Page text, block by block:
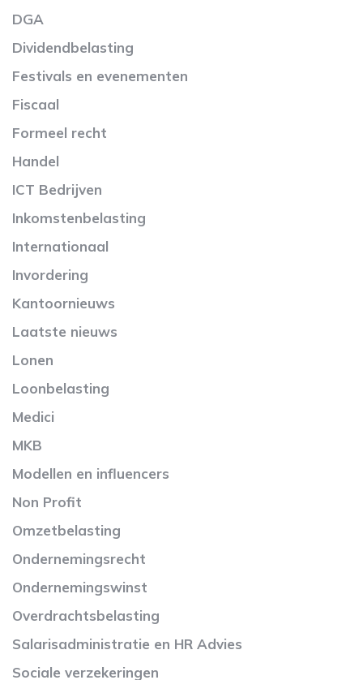
DGA
Dividendbelasting
Festivals en evenementen
Fiscaal
Formeel recht
Handel
ICT Bedrijven
Inkomstenbelasting
Internationaal
Invordering
Kantoornieuws
Laatste nieuws
Lonen
Loonbelasting
Medici
MKB
Modellen en influencers
Non Profit
Omzetbelasting
Ondernemingsrecht
Ondernemingswinst
Overdrachtsbelasting
Salarisadministratie en HR Advies
Sociale verzekeringen